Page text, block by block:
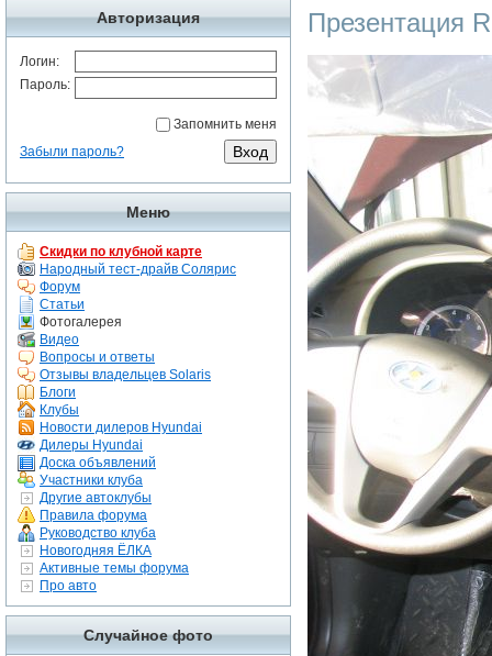
Авторизация
Логин:
Пароль:
Запомнить меня
Забыли пароль?
Меню
Скидки по клубной карте
Народный тест-драйв Солярис
Форум
Статьи
Фотогалерея
Видео
Вопросы и ответы
Отзывы владельцев Solaris
Блоги
Клубы
Новости дилеров Hyundai
Дилеры Hyundai
Доска объявлений
Участники клуба
Другие автоклубы
Правила форума
Руководство клуба
Новогодняя ЁЛКА
Активные темы форума
Про авто
Случайное фото
Презентация